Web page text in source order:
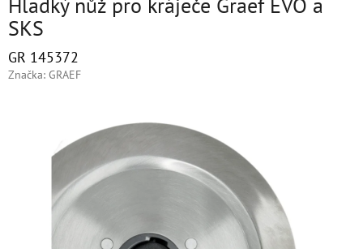
Hladký nůž pro kráječe Graef EVO a
SKS
GR 145372
Značka: GRAEF